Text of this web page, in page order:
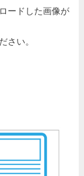
ードした画像が
さい。